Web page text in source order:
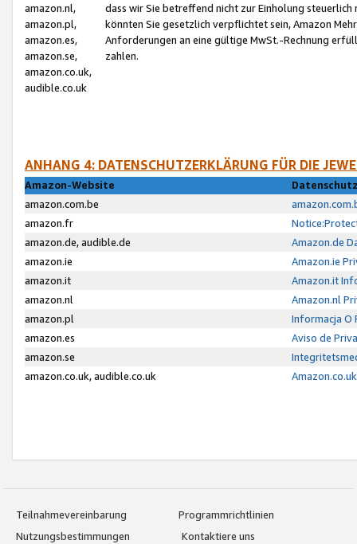
amazon.nl,
amazon.pl,
amazon.es,
amazon.se,
amazon.co.uk,
audible.co.uk
dass wir Sie betreffend nicht zur Einholung
könnten Sie gesetzlich verpflichtet sein, Amazon
Anforderungen an eine gültige MwSt.-Rechnung
zahlen.
ANHANG 4: DATENSCHUTZERKLÄRUNG FÜR DIE
Amazon-Website
amazon.com.be
amazon.fr
amazon.de, audible.de
Amazon.de
amazon.ie
Amazon.ie
amazon.it
Amazon.it
amazon.nl
Amazon.nl
amazon.pl
Informacja O
amazon.es
Aviso de
amazon.se
amazon.co.uk, audible.co.uk
Teilnahmevereinbarung
Programmrichtlinien
Nutzungsbestimmungen
Kontaktiere uns